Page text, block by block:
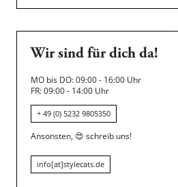
Wir sind für dich da!
MO bis DO: 09:00 - 16:00 Uhr
FR: 09:00 - 14:00 Uhr
+ 49 (0) 5232 9805350
Ansonsten, 😍 schreib uns!
info[at]stylecats.de